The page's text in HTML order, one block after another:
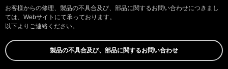
お客様からの修理、製品の不具合及び、部品に関するお問い合わせにつきまし
ては、Webサイトにて承っております。
以下よりご連絡ください。
製品の不具合及び、部品に関するお問い合わせ